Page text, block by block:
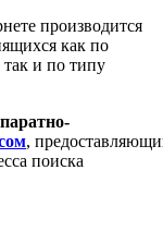
производится
как по
так и по типу
,
поиска